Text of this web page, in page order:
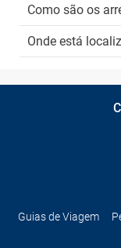
Como são os
Onde está
Guias de Viagem